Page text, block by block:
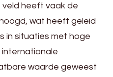
veld heeft vaak de
wat heeft geleid
in situaties met hoge
internationale
waarde geweest